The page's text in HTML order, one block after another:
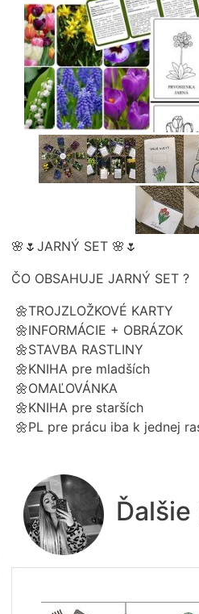
🌸🌷JARNÝ SET 🌸🌷
ČO OBSAHUJE JARNÝ SET ?
🌼TROJZLOŽKOVÉ KARTY
🌼INFORMÁCIE + OBRÁZOK
🌼STAVBA RASTLINY
🌼KNIHA pre mladších
🌼OMAĽOVÁNKA
🌼KNIHA pre starších
🌼PL pre prácu iba k jednej